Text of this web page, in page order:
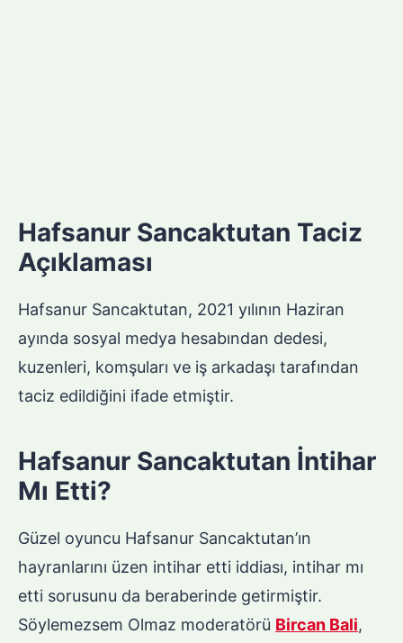
Hafsanur Sancaktutan Taciz
Açıklaması
Hafsanur Sancaktutan, 2021 yılının Haziran
ayında sosyal medya hesabından dedesi,
kuzenleri, komşuları ve iş arkadaşı tarafından
taciz edildiğini ifade etmiştir.
Hafsanur Sancaktutan İntihar
Mı Etti?
Güzel oyuncu Hafsanur Sancaktutan’ın
hayranlarını üzen intihar etti iddiası, intihar mı
etti sorusunu da beraberinde getirmiştir.
Söylemezsem Olmaz moderatörü Bircan Bali,